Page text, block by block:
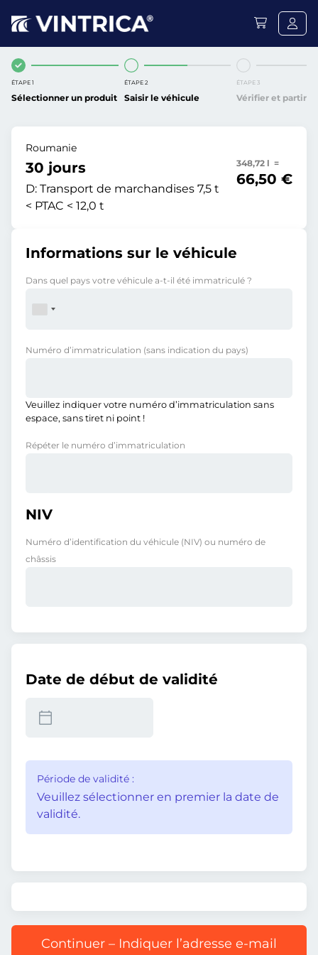
ÉTAPE 1
Sélectionner un produit
ÉTAPE 2
Saisir le véhicule
ÉTAPE 3
Vérifier et partir
Roumanie
30 jours
D: Transport de marchandises 7,5 t
< PTAC < 12,0 t
348,72 l =
66,50 €
Informations sur le véhicule
Dans quel pays votre véhicule a-t-il été immatriculé ?
Numéro d’immatriculation (sans indication du pays)
Veuillez indiquer votre numéro d’immatriculation sans
espace, sans tiret ni point !
Répéter le numéro d’immatriculation
NIV
Numéro d’identification du véhicule (NIV) ou numéro de
châssis
Date de début de validité
Période de validité :
Veuillez sélectionner en premier la date de
validité.
Continuer – Indiquer l’adresse e-mail